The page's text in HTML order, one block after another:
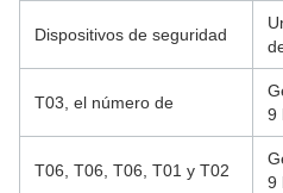
Dispositivos de seguridad
T03, el número de
9
T06, T06, T06, T01 y T02
9